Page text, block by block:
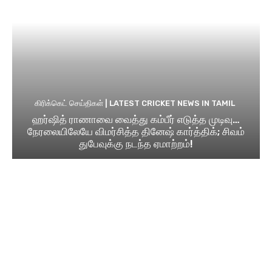
கிரிக்கெட் செய்திகள் | LATEST CRICKET NEWS IN TAMIL
ஹர்ஷித் ராணாவை வைத்து கம்பீர் எடுத்த முடிவு…
நேரலையிலேயே விமர்சித்த தினேஷ் கார்த்திக்; சிவம்
துபேவுக்கு நடந்த ஏமாற்றம்!